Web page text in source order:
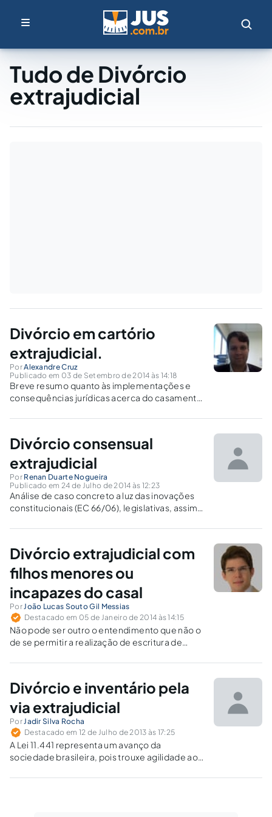
Tudo de Divórcio
extrajudicial
Divórcio em cartório
extrajudicial.
PorAlexandre Cruz
Publicado em 03 de Setembro de 2014 às 14:18
Breve resumo quanto às implementações e
consequências jurídicas acerca do casamento
Divórcio consensual
extrajudicial
Por Renan Duarte Nogueira
Publicado em 24 de Julho de 2014 às 12:23
Análise de caso concreto a luz das inovações
constitucionais (EC 66/06), legislativas, assim
concernentes.
Divórcio extrajudicial com
filhos menores ou
incapazes do casal
PorJoão Lucas Souto Gil Messias
Destacado em 05 de Janeiro de 2014 às 14:15
Não pode ser outro o entendimento que não o
de se permitir a realização de escritura de
interessados sejam pais de menores ou
Divórcio e inventário pela
via extrajudicial
PorJadir Silva Rocha
Destacado em 12 de Julho de 2013 às 17:25
A Lei 11.441 representa um avanço da
sociedade brasileira, pois trouxe agilidade ao
bem como simplificou o procedimento de